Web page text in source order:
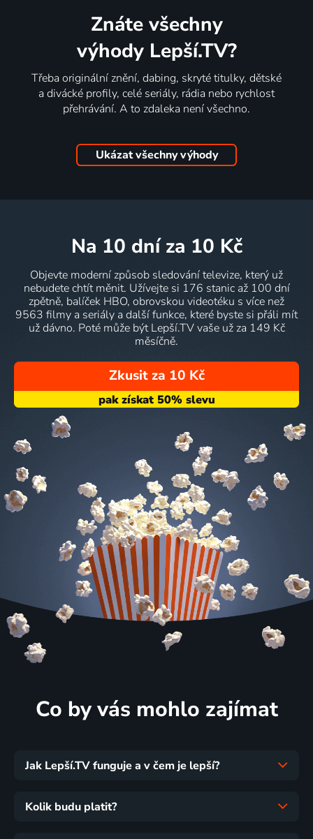
Znáte všechny
výhody Lepší.TV?
Třeba originální znění, dabing, skryté titulky, dětské
a divácké profily, celé seriály, rádia nebo rychlost
přehrávání. A to zdaleka není všechno.
Ukázat všechny výhody
na 10 dní za 10 Kč
Objevte moderní způsob sledování televize, který už
nebudete chtít měnit. Užívejte si 176 stanic až 100 dní
zpětně, balíček HBO, obrovskou videotéku s více než
9563 filmy a seriály a další funkce, které byste si přáli mít
už dávno. Poté může být Lepší.TV vaše už za 149 Kč
měsíčně.
Zkusit za 10 Kč
Co by vás mohlo zajímat
Jak Lepší.TV funguje a v čem je lepší?
Kolik budu platit?